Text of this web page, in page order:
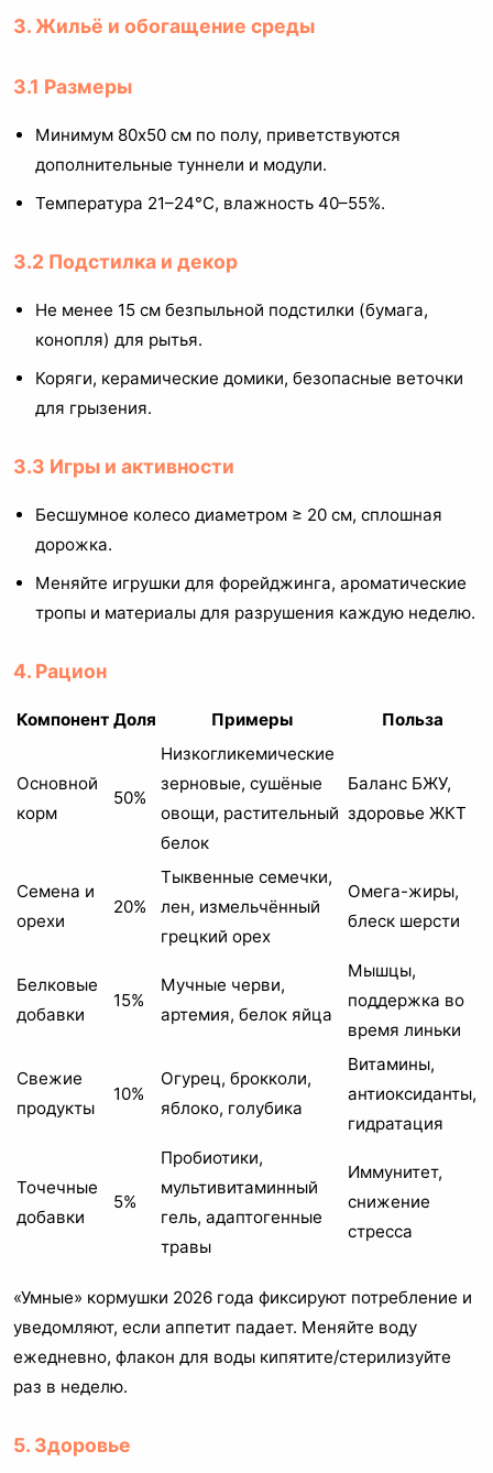
3. Жильё и обогащение среды
3.1 Размеры
Минимум 80x50 см по полу, приветствуются
дополнительные туннели и модули.
Температура 21–24°C, влажность 40–55%.
3.2 Подстилка и декор
Не менее 15 см безпыльной подстилки (бумага,
конопля) для рытья.
Коряги, керамические домики, безопасные веточки
для грызения.
3.3 Игры и активности
Бесшумное колесо диаметром ≥ 20 см, сплошная
дорожка.
Меняйте игрушки для форейджинга, ароматические
тропы и материалы для разрушения каждую неделю.
4. Рацион
Компонент Доля Примеры Польза
Основной
корм
50%
Низкогликемические
зерновые, сушёные
овощи, растительный
белок
Баланс БЖУ,
здоровье ЖКТ
Семена и
орехи
20%
Тыквенные семечки,
лен, измельчённый
грецкий орех
Омега-жиры,
блеск шерсти
Белковые
добавки
15%
Мучные черви,
артемия, белок яйца
Мышцы,
поддержка во
время линьки
Свежие
продукты
10%
Огурец, брокколи,
яблоко, голубика
Витамины,
антиоксиданты,
гидратация
Точечные
добавки
5%
Пробиотики,
мультивитаминный
гель, адаптогенные
травы
Иммунитет,
снижение
стресса
«Умные» кормушки 2026 года фиксируют потребление и
уведомляют, если аппетит падает. Меняйте воду
ежедневно, флакон для воды кипятите/стерилизуйте
раз в неделю.
5. Здоровье